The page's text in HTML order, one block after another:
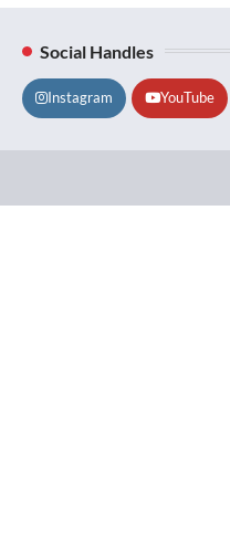
Social Handles
Instagram YouTube